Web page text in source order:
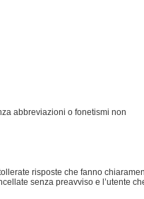
abbreviazioni o fonetismi non
risposte che fanno
senza preavviso e l’utente